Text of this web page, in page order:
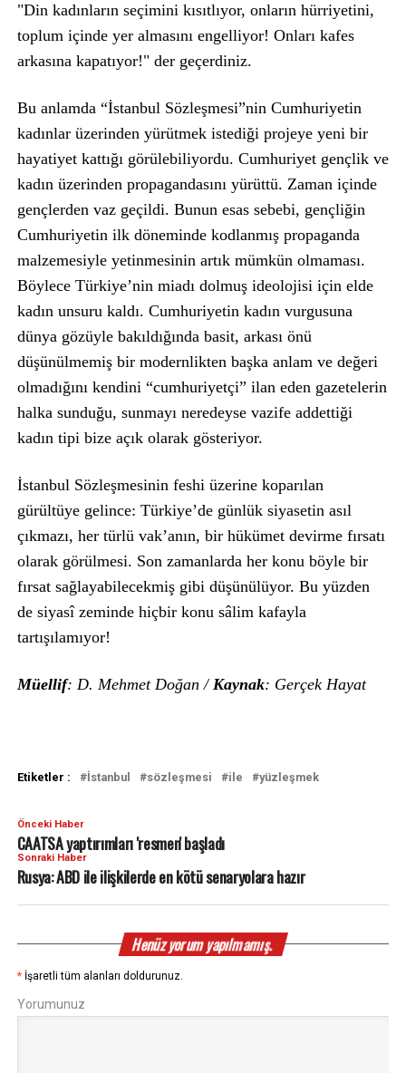
"Din kadınların seçimini kısıtlıyor, onların hürriyetini,
toplum içinde yer almasını engelliyor! Onları kafes
arkasına kapatıyor!" der geçerdiniz.
Bu anlamda “İstanbul Sözleşmesi”nin Cumhuriyetin
kadınlar üzerinden yürütmek istediği projeye yeni bir
hayatiyet kattığı görülebiliyordu. Cumhuriyet gençlik ve
kadın üzerinden propagandasını yürüttü. Zaman içinde
gençlerden vaz geçildi. Bunun esas sebebi, gençliğin
Cumhuriyetin ilk döneminde kodlanmış propaganda
malzemesiyle yetinmesinin artık mümkün olmaması.
Böylece Türkiye’nin miadı dolmuş ideolojisi için elde
kadın unsuru kaldı. Cumhuriyetin kadın vurgusuna
dünya gözüyle bakıldığında basit, arkası önü
düşünülmemiş bir modernlikten başka anlam ve değeri
olmadığını kendini “cumhuriyetçi” ilan eden gazetelerin
halka sunduğu, sunmayı neredeyse vazife addettiği
kadın tipi bize açık olarak gösteriyor.
İstanbul Sözleşmesinin feshi üzerine koparılan
gürültüye gelince: Türkiye’de günlük siyasetin asıl
çıkmazı, her türlü vak’anın, bir hükümet devirme fırsatı
olarak görülmesi. Son zamanlarda her konu böyle bir
fırsat sağlayabilecekmiş gibi düşünülüyor. Bu yüzden
de siyasî zeminde hiçbir konu sâlim kafayla
tartışılamıyor!
Müellif: D. Mehmet Doğan /Kaynak: Gerçek Hayat
Etiketler : İstanbul sözleşmesi ile yüzleşmek
Önceki Haber
CAATSA yaptırımları 'resmen' başladı
Sonraki Haber
Rusya: ABD ile ilişkilerde en kötü senaryolara hazır
Henüz yorum yapılmamış.
* İşaretli tüm alanları doldurunuz.
Yorumunuz